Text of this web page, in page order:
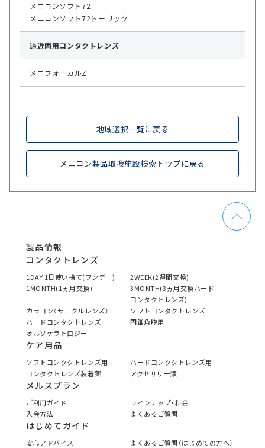
メニコンソフト72
メニコンソフト72トーリック
遠近両用コンタクトレンズ
メニフォーカルZ
地域選択一覧に戻る
メニコン製品取扱施設検索トップに戻る
製品情報
コンタクトレンズ
1DAY 1日使い捨て(ワンデー)
2WEEK(2週間交換)
1MONTH(1ヵ月交換)
3MONTH(3ヵ月交換ハード
コンタクトレンズ)
カラコン（サークルレンズ）
ソフトコンタクトレンズ
ハードコンタクトレンズ
円錐角膜用
オルソケラトロジー
ケア用品
ソフトコンタクトレンズ用
ハードコンタクトレンズ用
コンタクトレンズ装着薬
アクセサリー類
メルスプラン
ご利用ガイド
ラインナップ・料金
入会方法
よくあるご質問
はじめてガイド
安心アドバイス
よくあるご質問（はじめての方へ）